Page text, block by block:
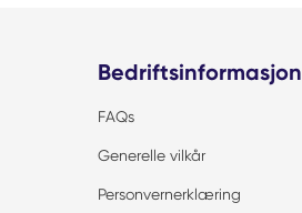
Bedriftsinformasjon
FAQs
Generelle vilkår
Personvernerklæring